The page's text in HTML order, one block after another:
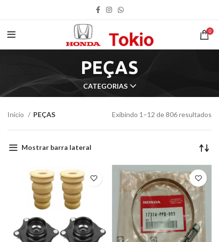
0
PEÇAS
CATEGORIAS
Início PEÇAS Exibindo 1–12 de 806 resultados
Mostrar barra lateral